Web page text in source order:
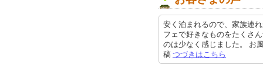
安く泊まれるので、家族連
フェで好きなものをたくさ
のは少なく感じました。 お
稿 つづきはこちら